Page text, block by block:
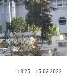
15.03.2022
13:25